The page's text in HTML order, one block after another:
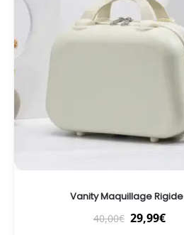
Vanity Maquillage Rigide
40,00€ 29,99€